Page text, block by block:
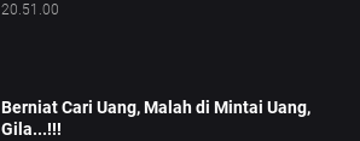
20.51.00
Berniat Cari Uang, Malah di Mintai Uang,
Gila...!!!